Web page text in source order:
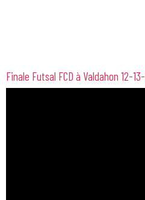
Finale Futsal FCD à Valdahon 12-